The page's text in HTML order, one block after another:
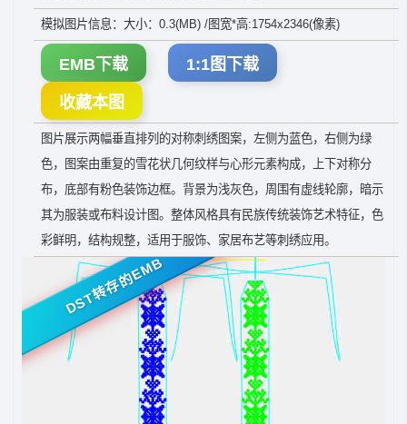
模拟图片信息：大小：0.3(MB) /图宽*高:1754x2346(像素)
EMB下载 1:1图下载
收藏本图
图片展示两幅垂直排列的对称刺绣图案，左侧为蓝色，右侧为绿
色，图案由重复的雪花状几何纹样与心形元素构成，上下对称分
布，底部有粉色装饰边框。背景为浅灰色，周围有虚线轮廓，暗示
其为服装或布料设计图。整体风格具有民族传统装饰艺术特征，色
彩鲜明，结构规整，适用于服饰、家居布艺等刺绣应用。
DST转存的EMB